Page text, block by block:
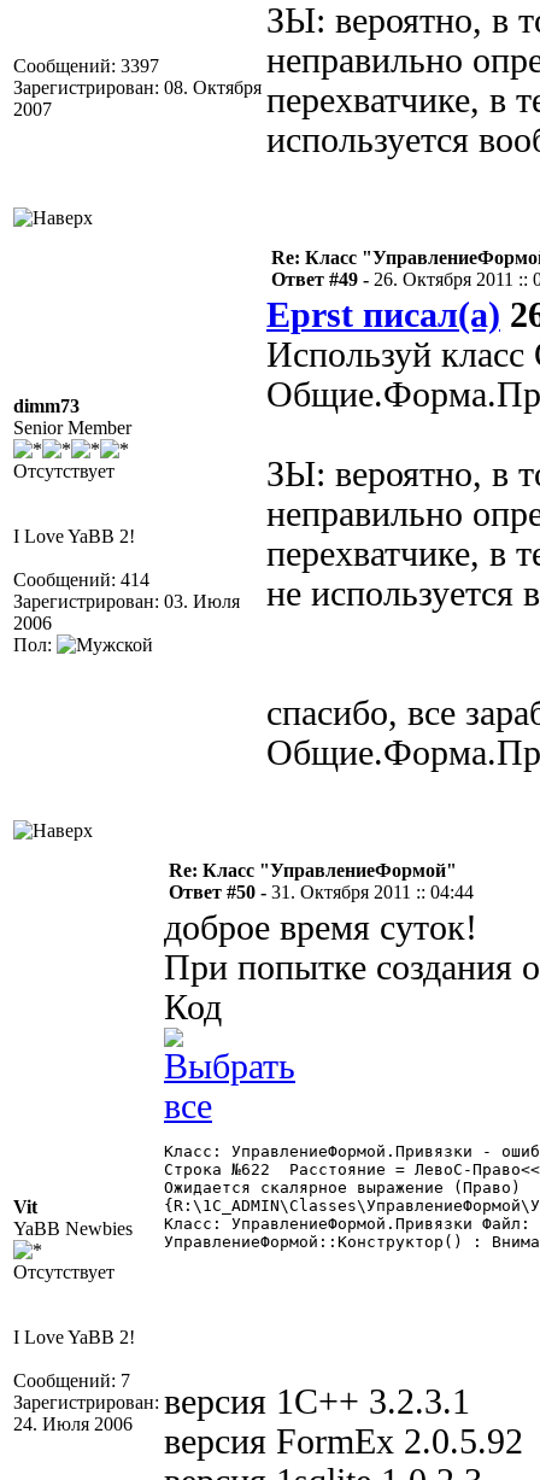
Сообщений: 3397
Зарегистрирован: 08. Октября
2007
ЗЫ: вероятно, в
неправильно
перехватчике, в
используется
dimm73
Senior Member
Отсутствует
I Love YaBB 2!
Сообщений: 414
Зарегистрирован: 03. Июля
2006
Пол:
Re: Класс
Ответ #49 - 26. Октября 2011 ::
Eprst писал(а)
Используй
ЗЫ: вероятно, в
неправильно
перехватчике, в
не используется
спасибо, все
Vit
YaBB Newbies
Отсутствует
I Love YaBB 2!
Сообщений: 7
Зарегистрирован:
24. Июля 2006
Re: Класс "УправлениеФормой"
Ответ #50 - 31. Октября 2011 :: 04:44
доброе время суток!
При попытке создания
Код
Класс: УправлениеФормой.Привязки -
Строка №622  Расстояние = ЛевоС-
Ожидается скалярное выражение (Право)
Класс: УправлениеФормой.Привязки
УправлениеФормой::Конструктор() :
версия 1С++ 3.2.3.1
версия FormEx 2.0.5.92